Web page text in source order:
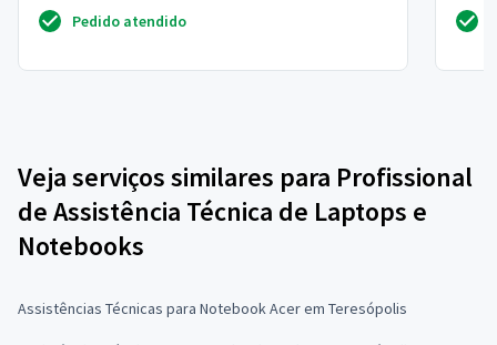
Pedido atendido
Veja serviços similares para Profissional
de Assistência Técnica de Laptops e
Notebooks
Assistências Técnicas para Notebook Acer em Teresópolis